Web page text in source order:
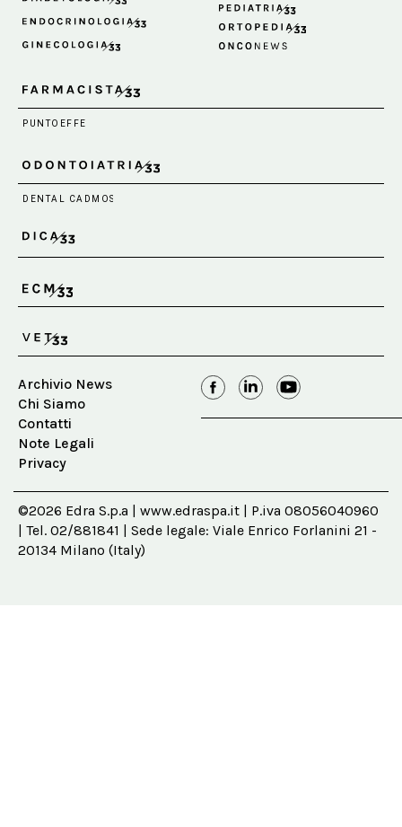
Archivio News
Chi Siamo
Contatti
Note Legali
Privacy
©2026 Edra S.p.a | www.edraspa.it | P.iva 08056040960
| Tel. 02/881841 | Sede legale: Viale Enrico Forlanini 21 -
20134 Milano (Italy)